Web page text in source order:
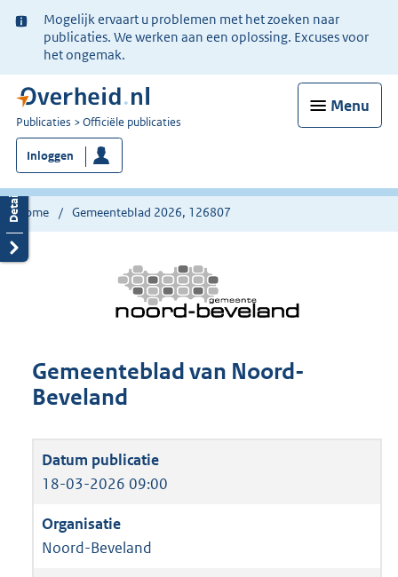
Ter
informatie:
Mogelijk ervaart u problemen met het zoeken naar
publicaties. We werken aan een oplossing. Excuses voor
het ongemak.
Menu
U
bent
nu
hier:
Publicaties Officiële publicaties
Inloggen
Home Gemeenteblad 2026, 126807
Gemeenteblad van Noord-
Beveland
18-03-2026 09:00
Noord-Beveland